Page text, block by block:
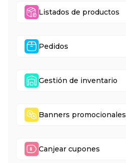
Listados de productos
Pedidos
Gestión de inventario
Banners promocionales
Canjear cupones